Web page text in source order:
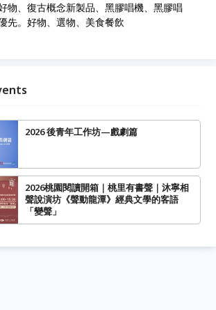
物、復古概念新製品、黑膠唱機、黑膠唱
先。好物、選物、美食餐飲
2026 後青年工作坊—戲劇篇
2026桃園閱讀開箱｜桃里有書聲｜沐寧相
聲說演坊《聲動龍潭》經典文學的客語
「變聲」